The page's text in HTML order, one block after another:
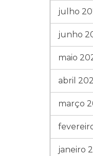
julho
junho
maio
abril
março
janeiro